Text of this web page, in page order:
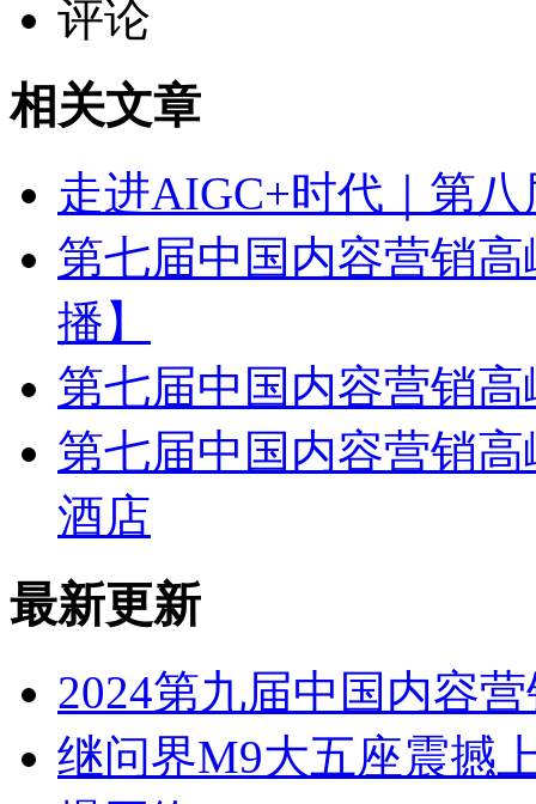
评论
相关文章
走进AIGC+时代｜第
第七届中国内容营销
播】
第七届中国内容营销
第七届中国内容营销
酒店
最新更新
2024第九届中国内容
继问界M9大五座震撼